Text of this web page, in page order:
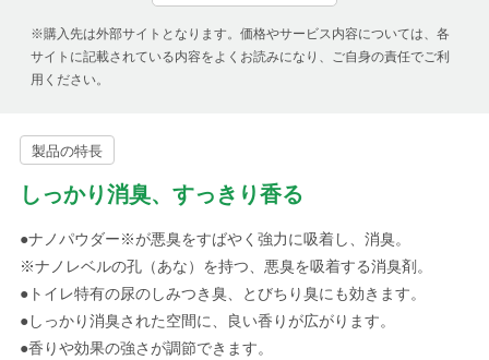
※購入先は外部サイトとなります。価格やサービス内容については、各
サイトに記載されている内容をよくお読みになり、ご自身の責任でご利
用ください。
製品の特長
しっかり消臭、すっきり香る
●ナノパウダー※が悪臭をすばやく強力に吸着し、消臭。
※ナノレベルの孔（あな）を持つ、悪臭を吸着する消臭剤。
●トイレ特有の尿のしみつき臭、とびちり臭にも効きます。
●しっかり消臭された空間に、良い香りが広がります。
●香りや効果の強さが調節できます。